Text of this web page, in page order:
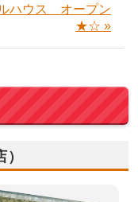
ハウス オープン
★☆ »